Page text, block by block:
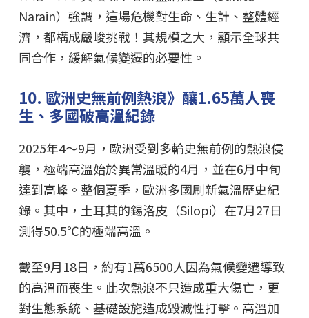
Narain）強調，這場危機對生命、生計、整體經
濟，都構成嚴峻挑戰！其規模之大，顯示全球共
同合作，緩解氣候變遷的必要性。
10. 歐洲史無前例熱浪》釀1.65萬人喪
生、多國破高溫紀錄
2025年4～9月，歐洲受到多輪史無前例的熱浪侵
襲，極端高溫始於異常溫暖的4月，並在6月中旬
達到高峰。整個夏季，歐洲多國刷新氣溫歷史紀
錄。其中，土耳其的錫洛皮（Silopi）在7月27日
測得50.5℃的極端高溫。
截至9月18日，約有1萬6500人因為氣候變遷導致
的高溫而喪生。此次熱浪不只造成重大傷亡，更
對生態系統、基礎設施造成毀滅性打擊。高溫加